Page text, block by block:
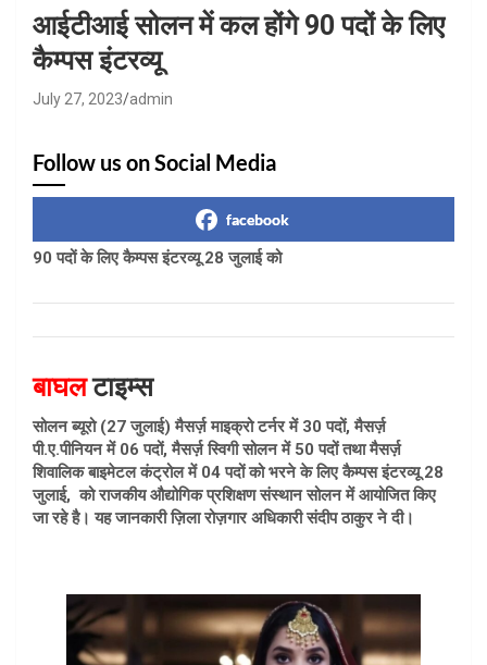
आईटीआई सोलन में कल होंगे 90 पदों के लिए
कैम्पस इंटरव्यू
July 27, 2023 admin
Follow us on Social Media
facebook
90 पदों के लिए कैम्पस इंटरव्यू 28 जुलाई को
बाघलटाइम्स
सोलन ब्यूरो (27 जुलाई) मैसर्ज़ माइक्रो टर्नर में 30 पदों, मैसर्ज़
पी.ए.पीनियन में 06 पदों, मैसर्ज़ स्विगी सोलन में 50 पदों तथा मैसर्ज़
शिवालिक बाइमेटल कंट्रोल में 04 पदों को भरने के लिए कैम्पस इंटरव्यू 28
जुलाई, को राजकीय औद्योगिक प्रशिक्षण संस्थान सोलन में आयोजित किए
जा रहे है। यह जानकारी ज़िला रोज़गार अधिकारी संदीप ठाकुर ने दी।